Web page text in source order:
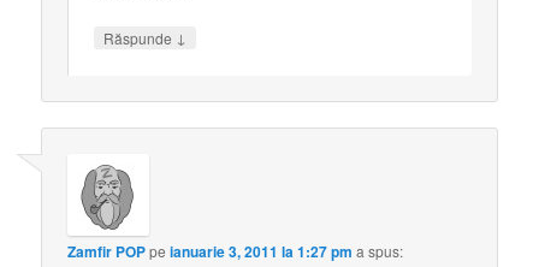
Răspunde ↓
Zamfir POPpeianuarie 3, 2011 la 1:27 pm a spus: